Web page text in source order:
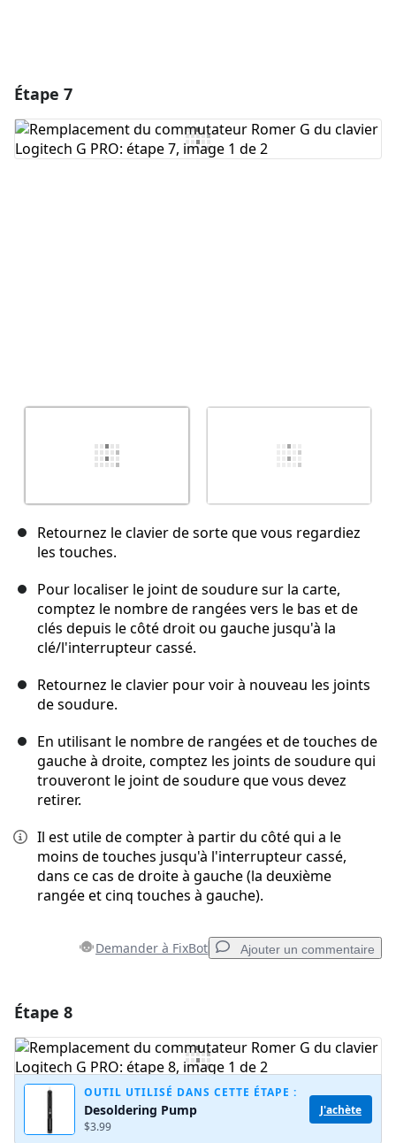
Étape 7
Retournez le clavier de sorte que vous regardiez
les touches.
Pour localiser le joint de soudure sur la carte,
comptez le nombre de rangées vers le bas et de
clés depuis le côté droit ou gauche jusqu'à la
clé/l'interrupteur cassé.
Retournez le clavier pour voir à nouveau les joints
de soudure.
En utilisant le nombre de rangées et de touches de
gauche à droite, comptez les joints de soudure qui
trouveront le joint de soudure que vous devez
retirer.
Il est utile de compter à partir du côté qui a le
moins de touches jusqu'à l'interrupteur cassé,
dans ce cas de droite à gauche (la deuxième
rangée et cinq touches à gauche).
Demander à FixBot Ajouter un commentaire
Ajouter un commentaire
Étape 8
OUTIL UTILISÉ DANS CETTE ÉTAPE :
Desoldering Pump
$3.99
J'achète